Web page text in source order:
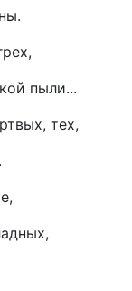
пыли...
тех,